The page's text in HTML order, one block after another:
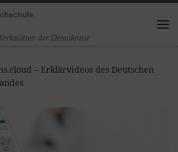
der Demokratie
– Erklärvideos des Deutschen